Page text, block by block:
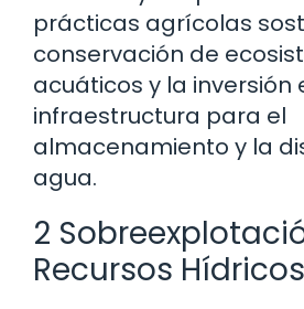
prácticas agrícolas
conservación de
acuáticos y la inversión
infraestructura para el
almacenamiento y la
agua.
2
Recursos Hídricos